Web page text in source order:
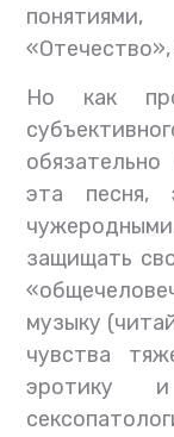
Но как
эта песня,
защищать
музыку
чувства
эротику